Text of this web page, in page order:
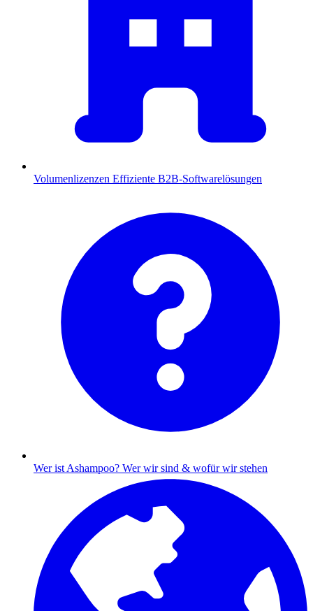
Volumenlizenzen Effiziente B2B-Softwarelösungen
Wer ist Ashampoo? Wer wir sind & wofür wir stehen